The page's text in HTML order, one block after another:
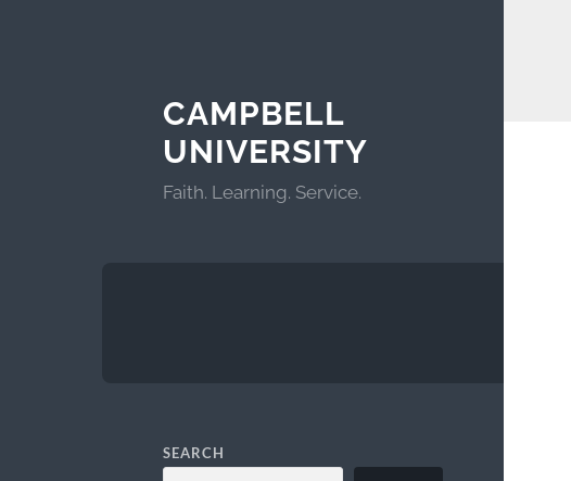
CAMPBELL
UNIVERSITY
Faith. Learning. Service.
SEARCH